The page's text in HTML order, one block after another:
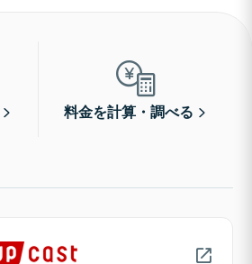
料金を計算・調べる